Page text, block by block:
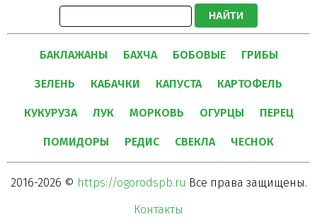
НАЙТИ
БАКЛАЖАНЫ БАХЧА БОБОВЫЕ ГРИБЫ
ЗЕЛЕНЬ КАБАЧКИ КАПУСТА КАРТОФЕЛЬ
КУКУРУЗА ЛУК МОРКОВЬ ОГУРЦЫ ПЕРЕЦ
ПОМИДОРЫ РЕДИС СВЕКЛА ЧЕСНОК
2016-2026 © https://ogorodspb.ru Все права защищены.
Контакты